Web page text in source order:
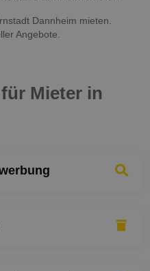
Dannheim mieten.
Angebote.
Mieter in